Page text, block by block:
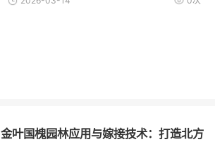
金叶国槐园林应用与嫁接技术：打造北方